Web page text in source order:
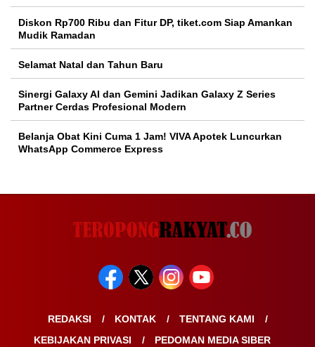
Diskon Rp700 Ribu dan Fitur DP, tiket.com Siap Amankan
Mudik Ramadan
Selamat Natal dan Tahun Baru
Sinergi Galaxy AI dan Gemini Jadikan Galaxy Z Series
Partner Cerdas Profesional Modern
Belanja Obat Kini Cuma 1 Jam! VIVA Apotek Luncurkan
WhatsApp Commerce Express
REDAKSI KONTAK
TENTANG KAMI
KEBIJAKAN PRIVASI
PEDOMAN MEDIA SIBER